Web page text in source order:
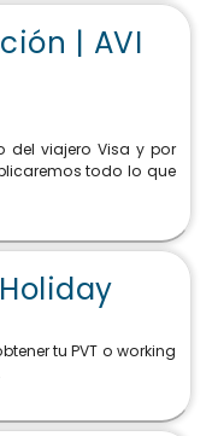
| AVI
del viajero Visa y por
todo lo que
tu PVT o working